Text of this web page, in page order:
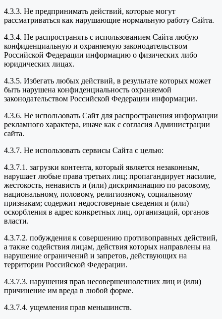
4.3.3. Не предпринимать действий, которые могут
рассматриваться как нарушающие нормальную работу Сайта.
4.3.4. Не распространять с использованием Сайта любую
конфиденциальную и охраняемую законодательством
Российской Федерации информацию о физических либо
юридических лицах.
4.3.5. Избегать любых действий, в результате которых может
быть нарушена конфиденциальность охраняемой
законодательством Российской Федерации информации.
4.3.6. Не использовать Сайт для распространения информации
рекламного характера, иначе как с согласия Администрации
сайта.
4.3.7. Не использовать сервисы Сайта с целью:
4.3.7.1. загрузки контента, который является незаконным,
нарушает любые права третьих лиц; пропагандирует насилие,
жестокость, ненависть и (или) дискриминацию по расовому,
национальному, половому, религиозному, социальному
признакам; содержит недостоверные сведения и (или)
оскорбления в адрес конкретных лиц, организаций, органов
власти.
4.3.7.2. побуждения к совершению противоправных действий,
а также содействия лицам, действия которых направлены на
нарушение ограничений и запретов, действующих на
территории Российской Федерации.
4.3.7.3. нарушения прав несовершеннолетних лиц и (или)
причинение им вреда в любой форме.
4.3.7.4. ущемления прав меньшинств.